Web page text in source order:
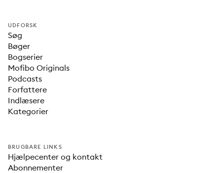
UDFORSK
Søg
Bøger
Bogserier
Mofibo Originals
Podcasts
Forfattere
Indlæsere
Kategorier
BRUGBARE LINKS
Hjælpecenter og kontakt
Abonnementer